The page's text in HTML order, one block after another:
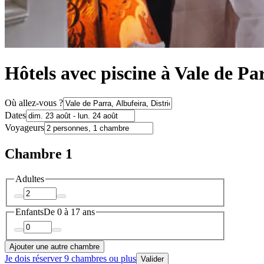
Hôtels avec piscine à Vale de
Où allez-vous ?
Dates
Voyageurs
Chambre 1
Adultes
EnfantsDe 0 à 17 ans
Ajouter une autre chambre
Je dois réserver 9 chambres ou plus Valider